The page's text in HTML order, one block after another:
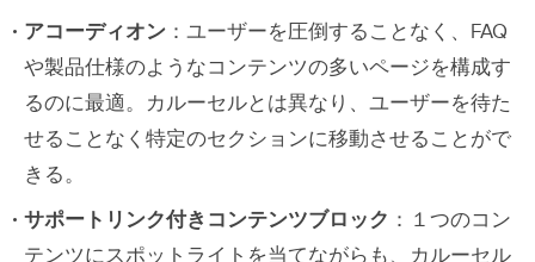
アコーディオン ：ユーザーを圧倒することなく、FAQ
や製品仕様のようなコンテンツの多いページを構成す
るのに最適。カルーセルとは異なり、ユーザーを待た
せることなく特定のセクションに移動させることがで
きる。
サポートリンク付きコンテンツブロック ：１つのコン
テンツにスポットライトを当てながらも、カルーセル